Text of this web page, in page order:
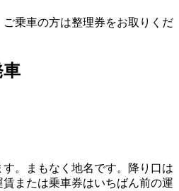
乗車の方は整理券をお取りくだ
車
。まもなく地名です。降り口は
または乗車券はいちばん前の運